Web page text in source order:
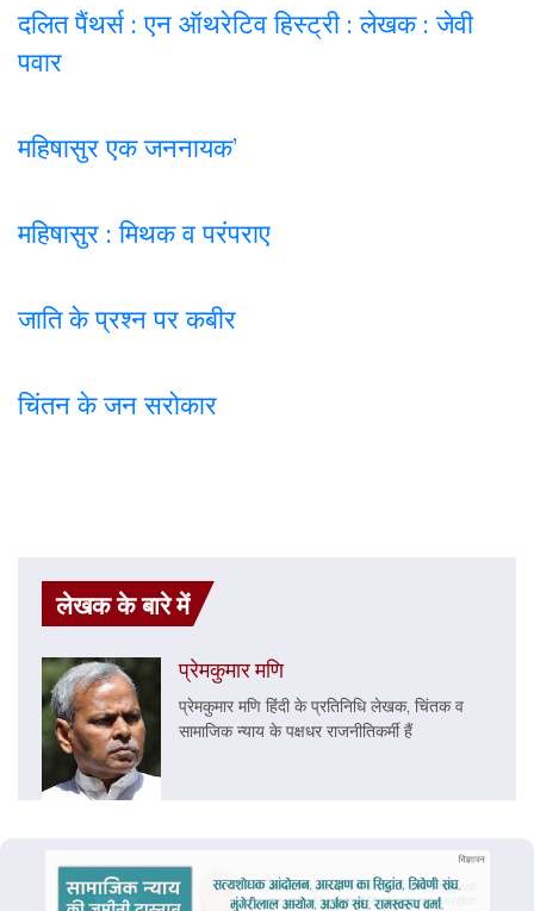
दलित पैंथर्स : एन ऑथरेटिव हिस्ट्री : लेखक : जेवी
पवार
महिषासुर एक जननायक’
महिषासुर : मिथक व परंपराए
जाति के प्रश्न पर कबीर
चिंतन के जन सरोकार
लेखक के बारे में
प्रेमकुमार मणि
प्रेमकुमार मणि हिंदी के प्रतिनिधि लेखक, चिंतक व
सामाजिक न्याय के पक्षधर राजनीतिकर्मी हैं